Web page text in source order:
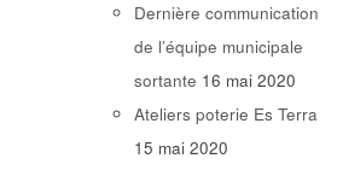
Dernière communication
de l’équipe municipale
sortante 16 mai 2020
Ateliers poterie Es Terra
15 mai 2020